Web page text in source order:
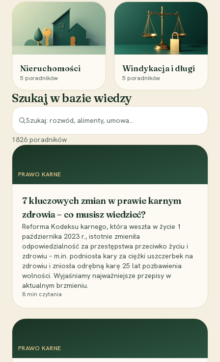
Nieruchomości
5 poradników
Windykacja i długi
5 poradników
Szukaj w bazie wiedzy
1826 poradników
PRAWO KARNE
7 kluczowych zmian w prawie karnym
zdrowia – co musisz wiedzieć?
Reforma Kodeksu karnego, która weszła w życie 1
października 2023 r., istotnie zmieniła
odpowiedzialność za przestępstwa przeciwko życiu i
zdrowiu – m.in. podniosła kary za ciężki uszczerbek na
zdrowiu i zniosła odrębną karę 25 lat pozbawienia
wolności. Wyjaśniamy najważniejsze przepisy w
aktualnym brzmieniu.
8 min czytania
PRAWO KARNE